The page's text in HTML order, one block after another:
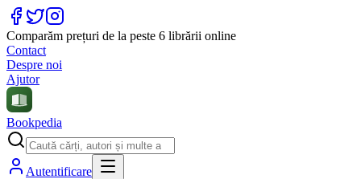
Comparăm prețuri de la peste 6 librării online
Contact
Despre noi
Ajutor
Bookpedia
Autentificare